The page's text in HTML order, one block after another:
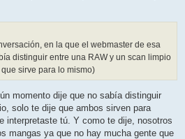
en la que el webmaster de esa
distinguir entre una RAW y un scan limpio
sirve para lo mismo)
momento dije que no sabía distinguir
solo te dije que ambos sirven para
interpretaste tú. Y como te dije, nosotros
mangas ya que no hay mucha gente que